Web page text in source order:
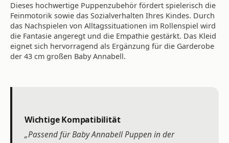
Dieses hochwertige Puppenzubehör fördert spielerisch die
Feinmotorik sowie das Sozialverhalten Ihres Kindes. Durch
das Nachspielen von Alltagssituationen im Rollenspiel wird
die Fantasie angeregt und die Empathie gestärkt. Das Kleid
eignet sich hervorragend als Ergänzung für die Garderobe
der 43 cm großen Baby Annabell.
Wichtige Kompatibilität
„Passend für Baby Annabell Puppen in der